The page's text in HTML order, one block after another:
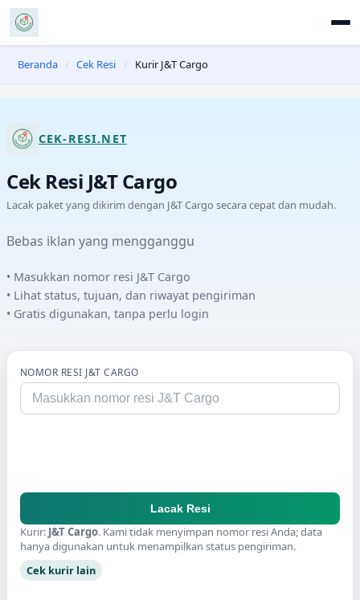
Beranda / Cek Resi / Kurir J&T Cargo
CEK-RESI.NET
Cek Resi J&T Cargo
Lacak paket yang dikirim dengan J&T Cargo secara cepat dan mudah.
Bebas iklan yang mengganggu
• Masukkan nomor resi J&T Cargo
• Lihat status, tujuan, dan riwayat pengiriman
• Gratis digunakan, tanpa perlu login
NOMOR RESI J&T CARGO
Lacak Resi
Kurir: J&T Cargo. Kami tidak menyimpan nomor resi Anda; data
hanya digunakan untuk menampilkan status pengiriman.
Cek kurir lain